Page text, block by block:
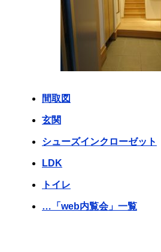
間取図
玄関
シューズインクローゼット
LDK
トイレ
…「web内覧会」一覧